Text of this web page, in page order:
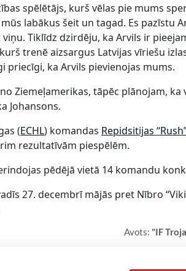
spēlētājs, kurš vēlas pie mums
labākus šeit un tagad. Es pazīstu
Tiklīdz dzirdēju, ka Arvils ir
trenē aizsargus Latvijas vīriešu
ka Arvils pievienojas mums.
Ziemeļamerikas, tāpēc plānojam, ka
Johansons.
(ECHL) komandas Repidsitijas
rezultatīvām piespēlēm.
pēdējā vietā 14 komandu
27. decembrī mājās pret Nībro
Avots: "IF